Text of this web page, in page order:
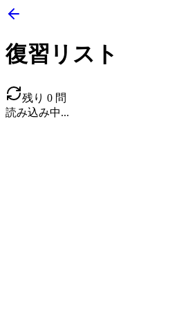
復習リスト
残り 0 問
読み込み中...